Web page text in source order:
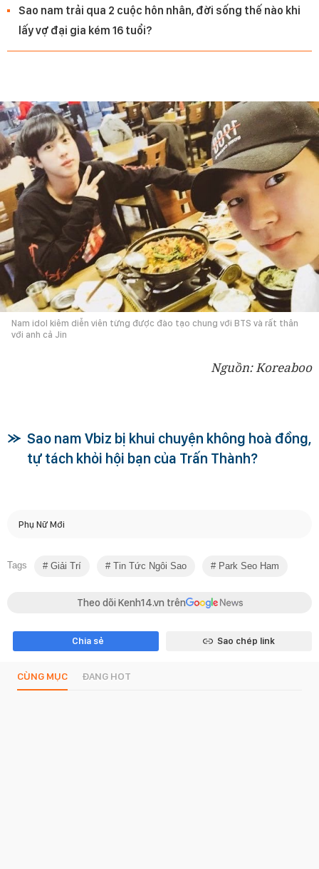
Sao nam trải qua 2 cuộc hôn nhân, đời sống thế nào khi
lấy vợ đại gia kém 16 tuổi?
Nam idol kiêm diễn viên từng được đào tạo chung với BTS và rất thân
với anh cả Jin
Nguồn: Koreaboo
Sao nam Vbiz bị khui chuyện không hoà đồng,
tự tách khỏi hội bạn của Trấn Thành?
Phụ Nữ Mới
Tags Giải Trí Tin Tức Ngôi Sao Park Seo Ham
Theo dõi Kenh14.vn trên
Chia sẻ Sao chép link
CÙNG MỤC ĐANG HOT